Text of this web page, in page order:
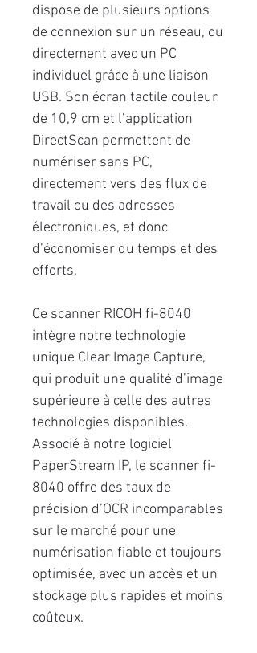
dispose de plusieurs options
de connexion sur un réseau, ou
directement avec un PC
individuel grâce à une liaison
USB. Son écran tactile couleur
de 10,9 cm et l’application
DirectScan permettent de
numériser sans PC,
directement vers des flux de
travail ou des adresses
électroniques, et donc
d’économiser du temps et des
efforts.
Ce scanner RICOH fi-8040
intègre notre technologie
unique Clear Image Capture,
qui produit une qualité d’image
supérieure à celle des autres
technologies disponibles.
Associé à notre logiciel
PaperStream IP, le scanner fi-
8040 offre des taux de
précision d’OCR incomparables
sur le marché pour une
numérisation fiable et toujours
optimisée, avec un accès et un
stockage plus rapides et moins
coûteux.